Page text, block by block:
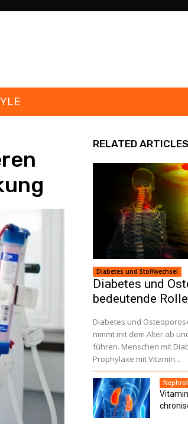
RELATED ARTICLES
Diabetes und Stoffwechsel
Diabetes und
bedeutende
Diabetes und
nimmt mit dem Alter ab
führen. Menschen mit
Prophylaxe mit Vitamin...